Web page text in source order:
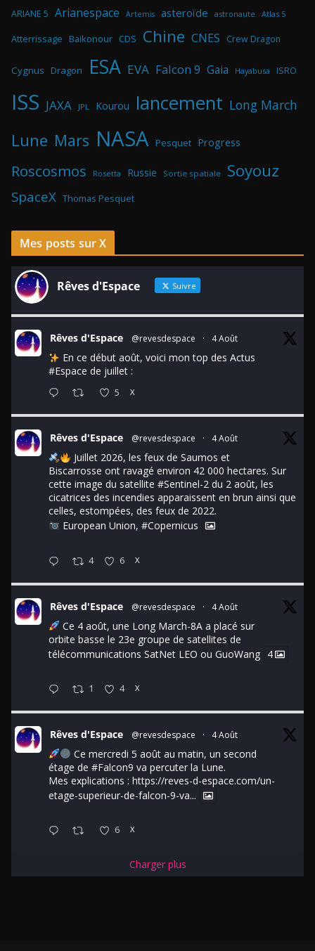
ARIANE 5 Arianespace Artemis asteroïde astronaute Atlas 5
Atterrissage Baikonour CDS Chine CNES Crew Dragon
Cygnus Dragon ESA EVA Falcon 9 Gaia Hayabusa ISRO
ISS JAXA JPL Kourou lancement Long March
Lune Mars NASA Pesquet Progress
Roscosmos Rosetta Russie Sortie spatiale Soyouz
SpaceX Thomas Pesquet
Mes posts sur X
Rêves d'Espace Suivre
Rêves d'Espace @revesdespace · 4 Août
En ce début août, voici mon top des Actus
#Espace de juillet :
5 X
Rêves d'Espace @revesdespace · 4 Août
Juillet 2026, les feux de Saumos et
Biscarrosse ont ravagé environ 42 000 hectares. Sur
cette image du satellite #Sentinel-2 du 2 août, les
cicatrices des incendies apparaissent en brun ainsi que
celles, estompées, des feux de 2022.
European Union, #Copernicus
4 6 X
Rêves d'Espace @revesdespace · 4 Août
Ce 4 août, une Long March-8A a placé sur
orbite basse le 23e groupe de satellites de
télécommunications SatNet LEO ou GuoWang 4
1 4 X
Rêves d'Espace @revesdespace · 4 Août
Ce mercredi 5 août au matin, un second
étage de #Falcon9 va percuter la Lune.
Mes explications : https://reves-d-espace.com/un-
etage-superieur-de-falcon-9-va...
6 X
Charger plus